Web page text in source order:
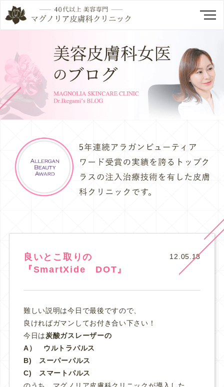
良いとこ取りの
『SmartXide DOT』
12.05.18
難しい説明は今日で最後ですので、
良ければガマンしてお付き合い下さい！
今日は炭酸ガスレーザーの
A） ウルトラパルス
B) スーパーパルス
C) スマートパルス
のうち、マグノリア皮膚科クリニックが導入した